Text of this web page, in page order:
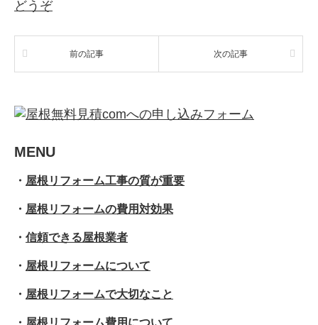
前の記事 次の記事
MENU
・ 屋根リフォーム工事の質が重要
・ 屋根リフォームの費用対効果
・ 信頼できる屋根業者
・ 屋根リフォームについて
・ 屋根リフォームで大切なこと
・ 屋根リフォーム費用について